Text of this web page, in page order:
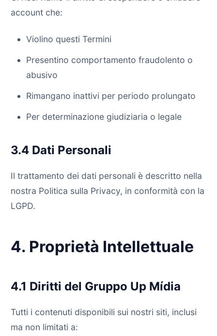
account che:
Violino questi Termini
Presentino comportamento fraudolento o
abusivo
Rimangano inattivi per periodo prolungato
Per determinazione giudiziaria o legale
3.4 Dati Personali
Il trattamento dei dati personali è descritto nella
nostra Politica sulla Privacy, in conformità con la
LGPD.
4. Proprietà Intellettuale
4.1 Diritti del Gruppo Up Mídia
Tutti i contenuti disponibili sui nostri siti, inclusi
ma non limitati a: